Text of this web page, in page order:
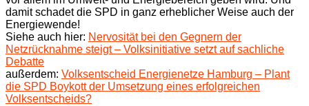
damit schadet die SPD in ganz erheblicher Weise auch der
Energiewende!
Siehe auch hier: Nervosität bei den Gegnern der
Netzrücknahme steigt – Volksinitiative setzt auf sachliche
Debatte
außerdem: Volksentscheid Energienetze Hamburg – Plant
die SPD Boykott der Umsetzung eines erfolgreichen
Volksentscheids?